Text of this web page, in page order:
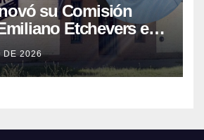
su Comisión
Etchevers es
de la entidad
DE 2026